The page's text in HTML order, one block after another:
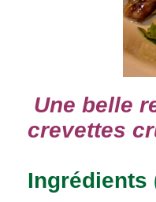
Une belle
crevettes
Ingrédients